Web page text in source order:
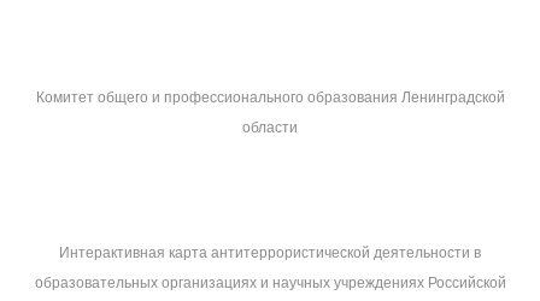
Комитет общего и профессионального образования Ленинградской
области
Интерактивная карта антитеррористической деятельности в
образовательных организациях и научных учреждениях Российской